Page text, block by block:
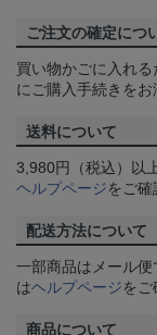
ご注文の確定につ
買い物かごに入れ
にご購入手続きをお
送料について
3,980円（税込）以
ヘルプページをご確
配送方法について
一部商品はメール便
はヘルプページをご
商品について